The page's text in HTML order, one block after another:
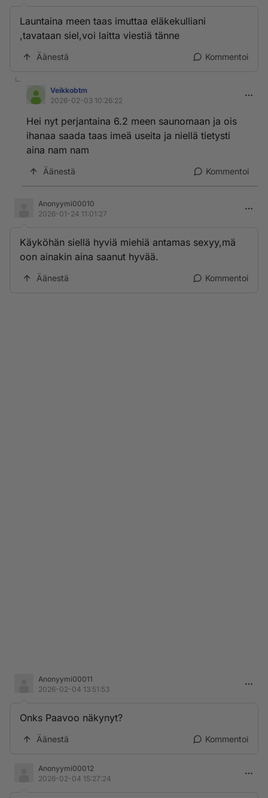
Launtaina meen taas imuttaa eläkekulliani
,tavataan siel,voi laitta viestiä tänne
Äänestä Kommentoi
Veikkobtm
2026-02-03 10:26:22
Hei nyt perjantaina 6.2 meen saunomaan ja ois
ihanaa saada taas imeä useita ja niellä tietysti
aina nam nam
Äänestä Kommentoi
Anonyymi00010
2026-01-24 11:01:27
Käyköhän siellä hyviä miehiä antamas sexyy,mä
oon ainakin aina saanut hyvää.
Äänestä Kommentoi
Anonyymi00011
2026-02-04 13:51:53
Onks Paavoo näkynyt?
Äänestä Kommentoi
Anonyymi00012
2026-02-04 15:27:24